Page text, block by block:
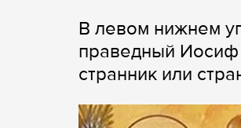
В левом нижнем
праведный Иосиф
странник или